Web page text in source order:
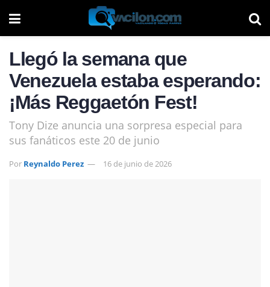
Llegó la semana que
Venezuela estaba esperando:
¡Más Reggaetón Fest!
Tony Dize anuncia una sorpresa especial para
sus fanáticos este 20 de junio
Por Reynaldo Perez 16 de junio de 2026